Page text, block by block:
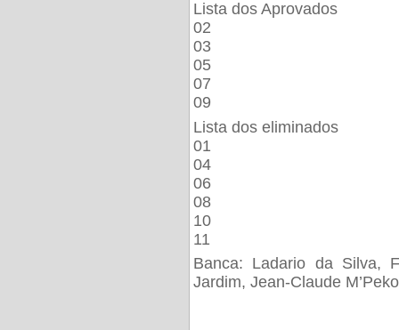
Lista dos Aprovados
02
03
05
07
09
Lista dos eliminados
01
04
06
08
10
11
Banca: Ladario da Silva,
Jardim, Jean-Claude M’Peko